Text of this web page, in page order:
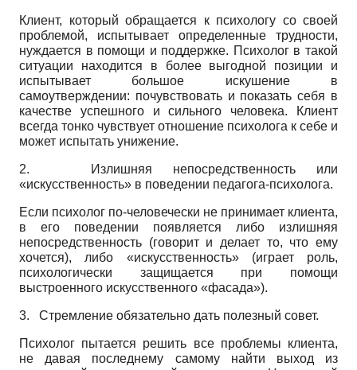
Клиент, который обращается к психологу со своей
проблемой, испытывает определенные трудности,
нуждается в помощи и поддержке. Психолог в такой
ситуации находится в более выгодной позиции и
испытывает большое искушение в
самоутверждении: почувствовать и показать себя в
качестве успешного и сильного человека. Клиент
всегда тонко чувствует отношение психолога к себе и
может испытать унижение.
2. Излишняя непосредственность или
«искусственность» в поведении педагога-психолога.
Если психолог по-человечески не принимает клиента,
в его поведении появляется либо излишняя
непосредственность (говорит и делает то, что ему
хочется), либо «искусственность» (играет роль,
психологически защищается при помощи
выстроенного искусственного «фасада»).
3. Стремление обязательно дать полезный совет.
Психолог пытается решить все проблемы клиента,
не давая последнему самому найти выход из